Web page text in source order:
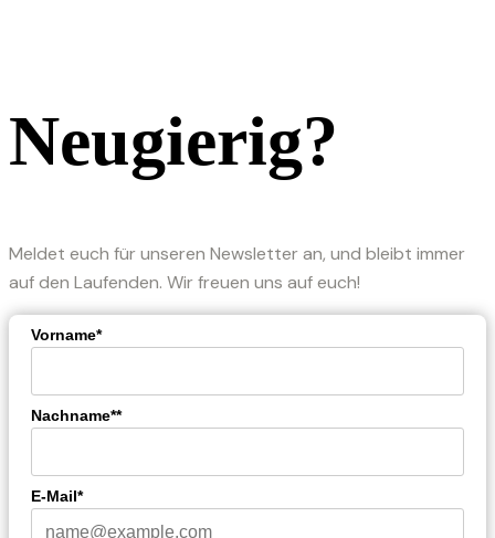
Neugierig?
Meldet euch für unseren Newsletter an, und bleibt immer
auf den Laufenden. Wir freuen uns auf euch!
Vorname*
Nachname**
E-Mail*